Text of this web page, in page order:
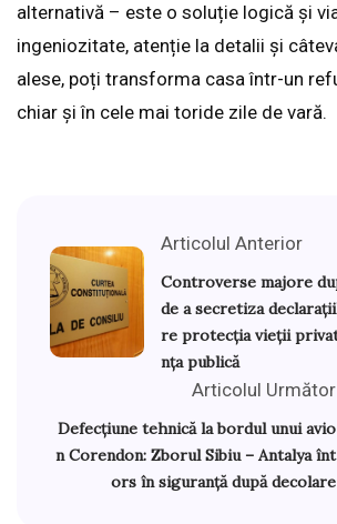
alternativă – este o soluție logică și
ingeniozitate, atenție la detalii și
alese, poți transforma casa într-un
chiar și în cele mai toride zile de vară.
Articolul Anterior
Controverse majore
de a secretiza
re protecția vieții
nța publică
Articolul Următor
Defecțiune tehnică la bordul unui avio
n Corendon: Zborul Sibiu – Antalya înt
ors în siguranță după decolare